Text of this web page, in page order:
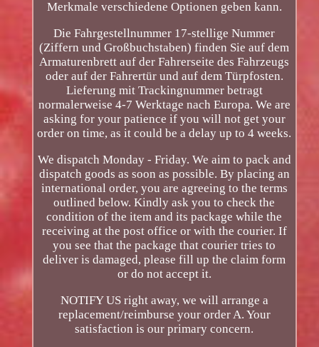
Merkmale verschiedene Optionen geben kann.
Die Fahrgestellnummer 17-stellige Nummer
(Ziffern und Großbuchstaben) finden Sie auf dem
Armaturenbrett auf der Fahrerseite des Fahrzeugs
oder auf der Fahrertür und auf dem Türpfosten.
Lieferung mit Trackingnummer betragt
normalerweise 4-7 Werktage nach Europa. We are
asking for your patience if you will not get your
order on time, as it could be a delay up to 4 weeks.
We dispatch Monday - Friday. We aim to pack and
dispatch goods as soon as possible. By placing an
international order, you are agreeing to the terms
outlined below. Kindly ask you to check the
condition of the item and its package while the
receiving at the post office or with the courier. If
you see that the package that courier tries to
deliver is damaged, please fill up the claim form
or do not accept it.
NOTIFY US right away, we will arrange a
replacement/reimburse your order A. Your
satisfaction is our primary concern.